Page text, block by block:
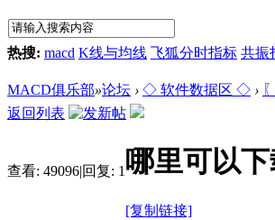
热搜: macd K线与均线 飞狐分时指标 共振
MACD俱乐部»论坛 › ◇ 软件数据区 ◇ ›
返回列表
查看: 49096|回复: 1 哪里可以
[复制链接]